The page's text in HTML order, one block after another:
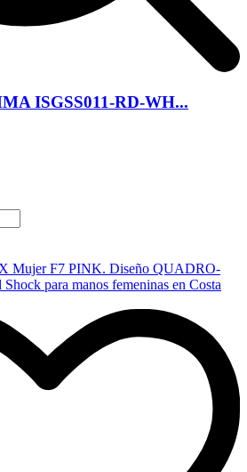
ISGSS011-RD-WH...